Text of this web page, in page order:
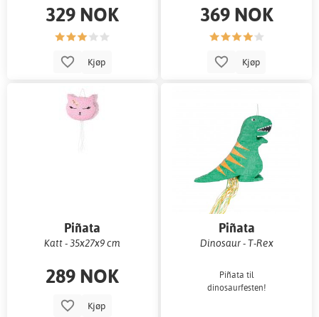
329 NOK
Kjøp
369 NOK
Kjøp
Piñata
Katt - 35x27x9 cm
289 NOK
Kjøp
Piñata
Dinosaur - T-Rex
Piñata til
dinosaurfesten!